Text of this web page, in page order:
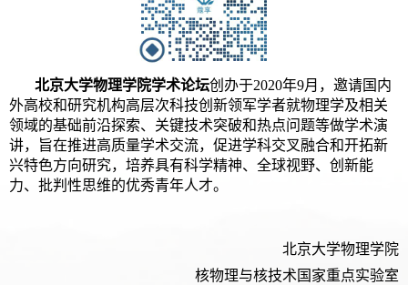
北京大学物理学院学术论坛创办于2020年9月，邀请国内
外高校和研究机构高层次科技创新领军学者就物理学及相关
领域的基础前沿探索、关键技术突破和热点问题等做学术演
讲，旨在推进高质量学术交流，促进学科交叉融合和开拓新
兴特色方向研究，培养具有科学精神、全球视野、创新能
力、批判性思维的优秀青年人才。
北京大学物理学院
核物理与核技术国家重点实验室